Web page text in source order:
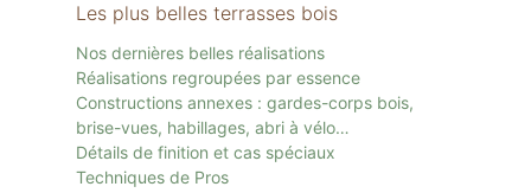
Les plus belles terrasses bois
Nos dernières belles réalisations
Réalisations regroupées par essence
Constructions annexes : gardes-corps bois,
brise-vues, habillages, abri à vélo…
Détails de finition et cas spéciaux
Techniques de Pros